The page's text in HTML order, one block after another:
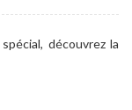
découvrez la